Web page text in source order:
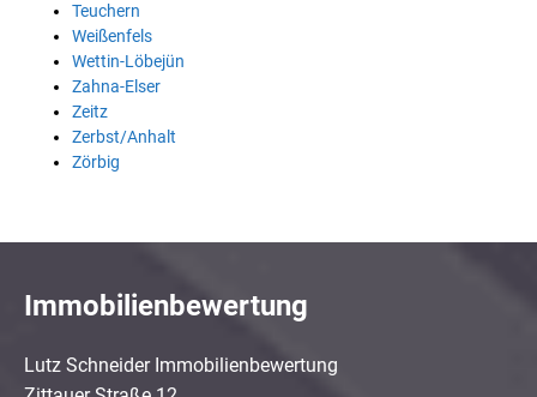
Teuchern
Weißenfels
Wettin-Löbejün
Zahna-Elser
Zeitz
Zerbst/Anhalt
Zörbig
Immobilienbewertung
Lutz Schneider Immobilienbewertung